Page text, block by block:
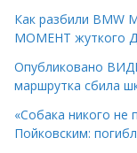
Как разбили BMW
МОМЕНТ жуткого
Опубликовано
маршрутка сбила
«Собака никого не
Пойковским: